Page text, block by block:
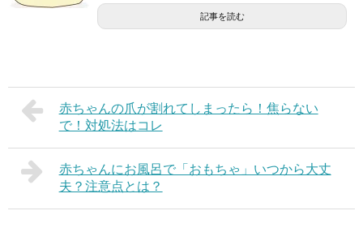
記事を読む
赤ちゃんの爪が割れてしまったら！焦らない
で！対処法はコレ
赤ちゃんにお風呂で「おもちゃ」いつから大丈
夫？注意点とは？